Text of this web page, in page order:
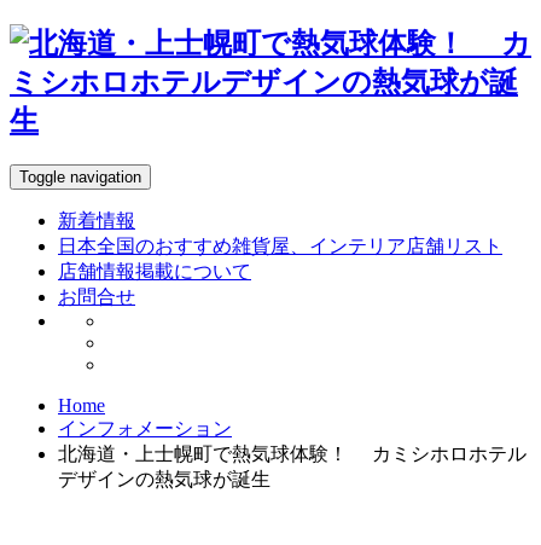
Toggle navigation
新着情報
日本全国のおすすめ雑貨屋、インテリア店舗リスト
店舗情報掲載について
お問合せ
Home
インフォメーション
北海道・上士幌町で熱気球体験！ カミシホロホテル
デザインの熱気球が誕生